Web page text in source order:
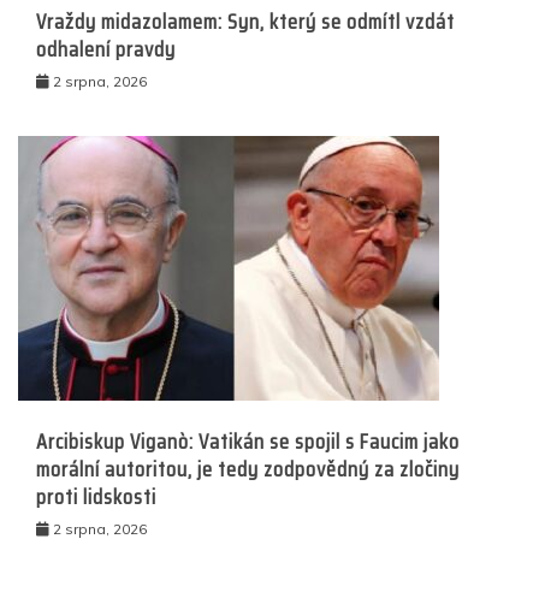
Vraždy midazolamem: Syn, který se odmítl vzdát
odhalení pravdy
2 srpna, 2026
Arcibiskup Viganò: Vatikán se spojil s Faucim jako
morální autoritou, je tedy zodpovědný za zločiny
proti lidskosti
2 srpna, 2026